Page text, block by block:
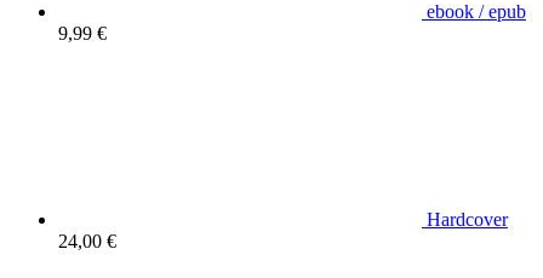
ebook / epub
9,99 €
Hardcover
24,00 €